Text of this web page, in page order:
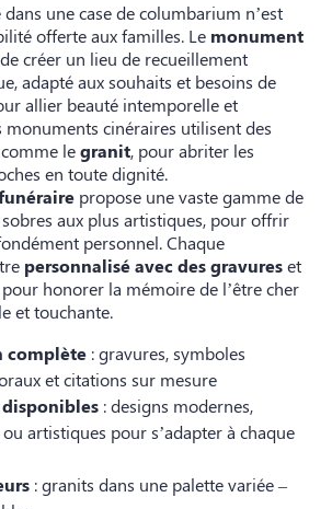
une case de columbarium n’est
offerte aux familles. Le monument
créer un lieu de recueillement
adapté aux souhaits et besoins de
allier beauté intemporelle et
cinéraires utilisent des
legranit, pour abriter les
en toute dignité.
propose une vaste gamme de
aux plus artistiques, pour offrir
personnel. Chaque
personnalisé avec des gravureset
honorer la mémoire de l’être cher
et touchante.
complète : gravures, symboles
et citations sur mesure
: designs modernes,
artistiques pour s’adapter à chaque
: granits dans une palette variée –